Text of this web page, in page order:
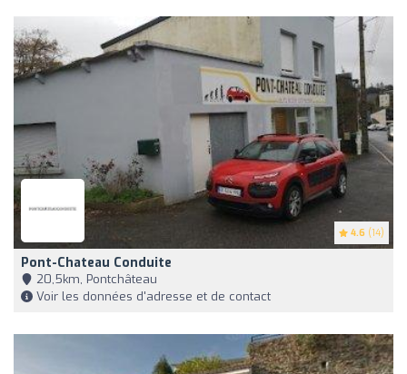
4.6 (14)
Pont-Chateau Conduite
20,5km, Pontchâteau
Voir les données d'adresse et de contact